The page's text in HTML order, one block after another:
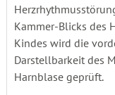
Kammer-Blicks des
Kindes wird die
Darstellbarkeit des
Harnblase geprüft.